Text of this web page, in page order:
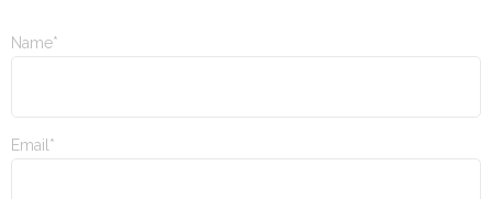
Name*
Email*